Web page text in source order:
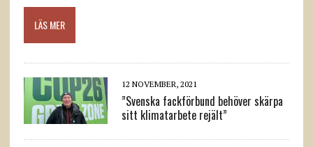
LÄS MER
12 NOVEMBER, 2021
”Svenska fackförbund behöver skärpa
sitt klimatarbete rejält”